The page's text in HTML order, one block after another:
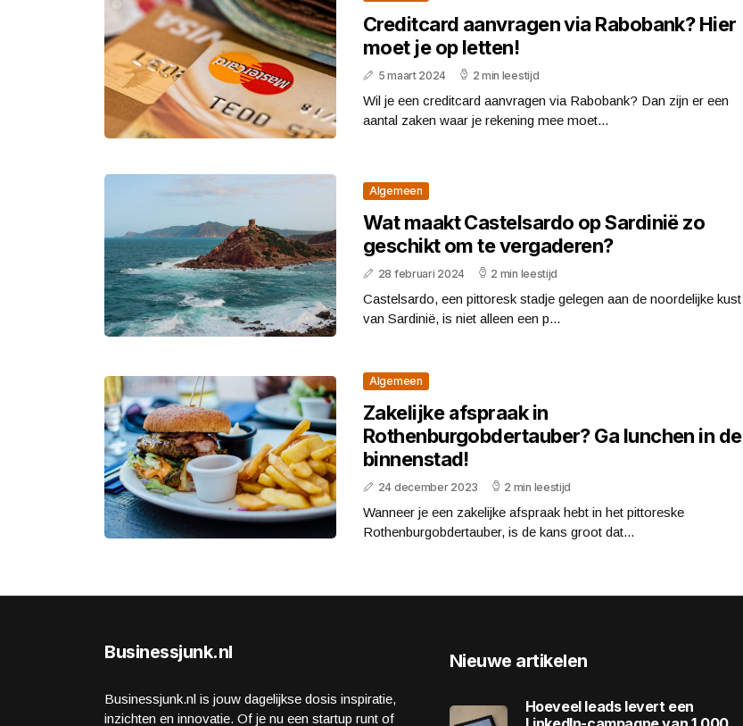
Creditcard aanvragen via Rabobank? Hier
moet je op letten!
5 maart 2024 2 min leestijd
Wil je een creditcard aanvragen via Rabobank? Dan zijn er een
aantal zaken waar je rekening mee moet...
Algemeen
Wat maakt Castelsardo op Sardinië zo
geschikt om te vergaderen?
28 februari 2024 2 min leestijd
Castelsardo, een pittoresk stadje gelegen aan de noordelijke kust
van Sardinië, is niet alleen een p...
Algemeen
Zakelijke afspraak in
Rothenburgobdertauber? Ga lunchen in de
binnenstad!
24 december 2023 2 min leestijd
Wanneer je een zakelijke afspraak hebt in het pittoreske
Rothenburgobdertauber, is de kans groot dat...
Businessjunk.nl
Businessjunk.nl is jouw dagelijkse dosis inspiratie,
inzichten en innovatie. Of je nu een startup runt of
Nieuwe artikelen
Hoeveel leads levert een